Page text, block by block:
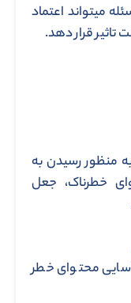
میتواند اعتماد
قرار دهد.
منظور رسیدن به
خطرناک، جعل
محتوای خطر